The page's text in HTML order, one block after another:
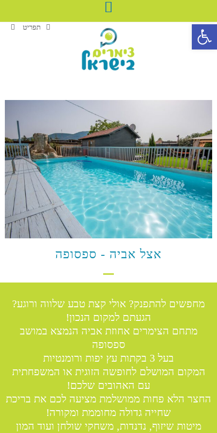
פתח סרגל נגישות תפריט
אצל אביה - ספסופה
מחפשים להתפנק? אולי קצת טבע שלווה ורוגע?
הגעתם למקום הנכון!
מתחם הצימרים אחוזת אביה הנמצא במושב
ספסופה
בעל 3 בקתות עץ יפות ורומנטיות
המקום המושלם לחופשה הזוגית או המשפחתית
עם האהובים שלכם!
החצר הלא פחות ממושלמת מציעה לכם את בריכת
שחייה גדולה מחוממת ומקורה!
מיטות שיזוף, נדנדות, משחקי שולחן ועוד המון